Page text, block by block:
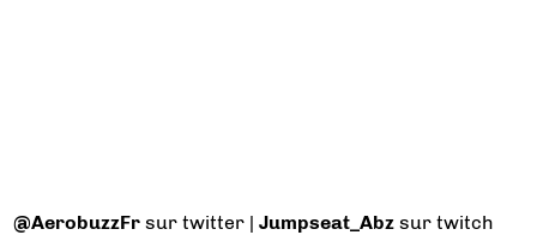
@AerobuzzFr sur twitter |Jumpseat_Abz sur twitch